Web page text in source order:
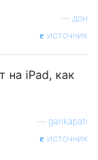
дон
источник
на iPad, как
garikapati
источник